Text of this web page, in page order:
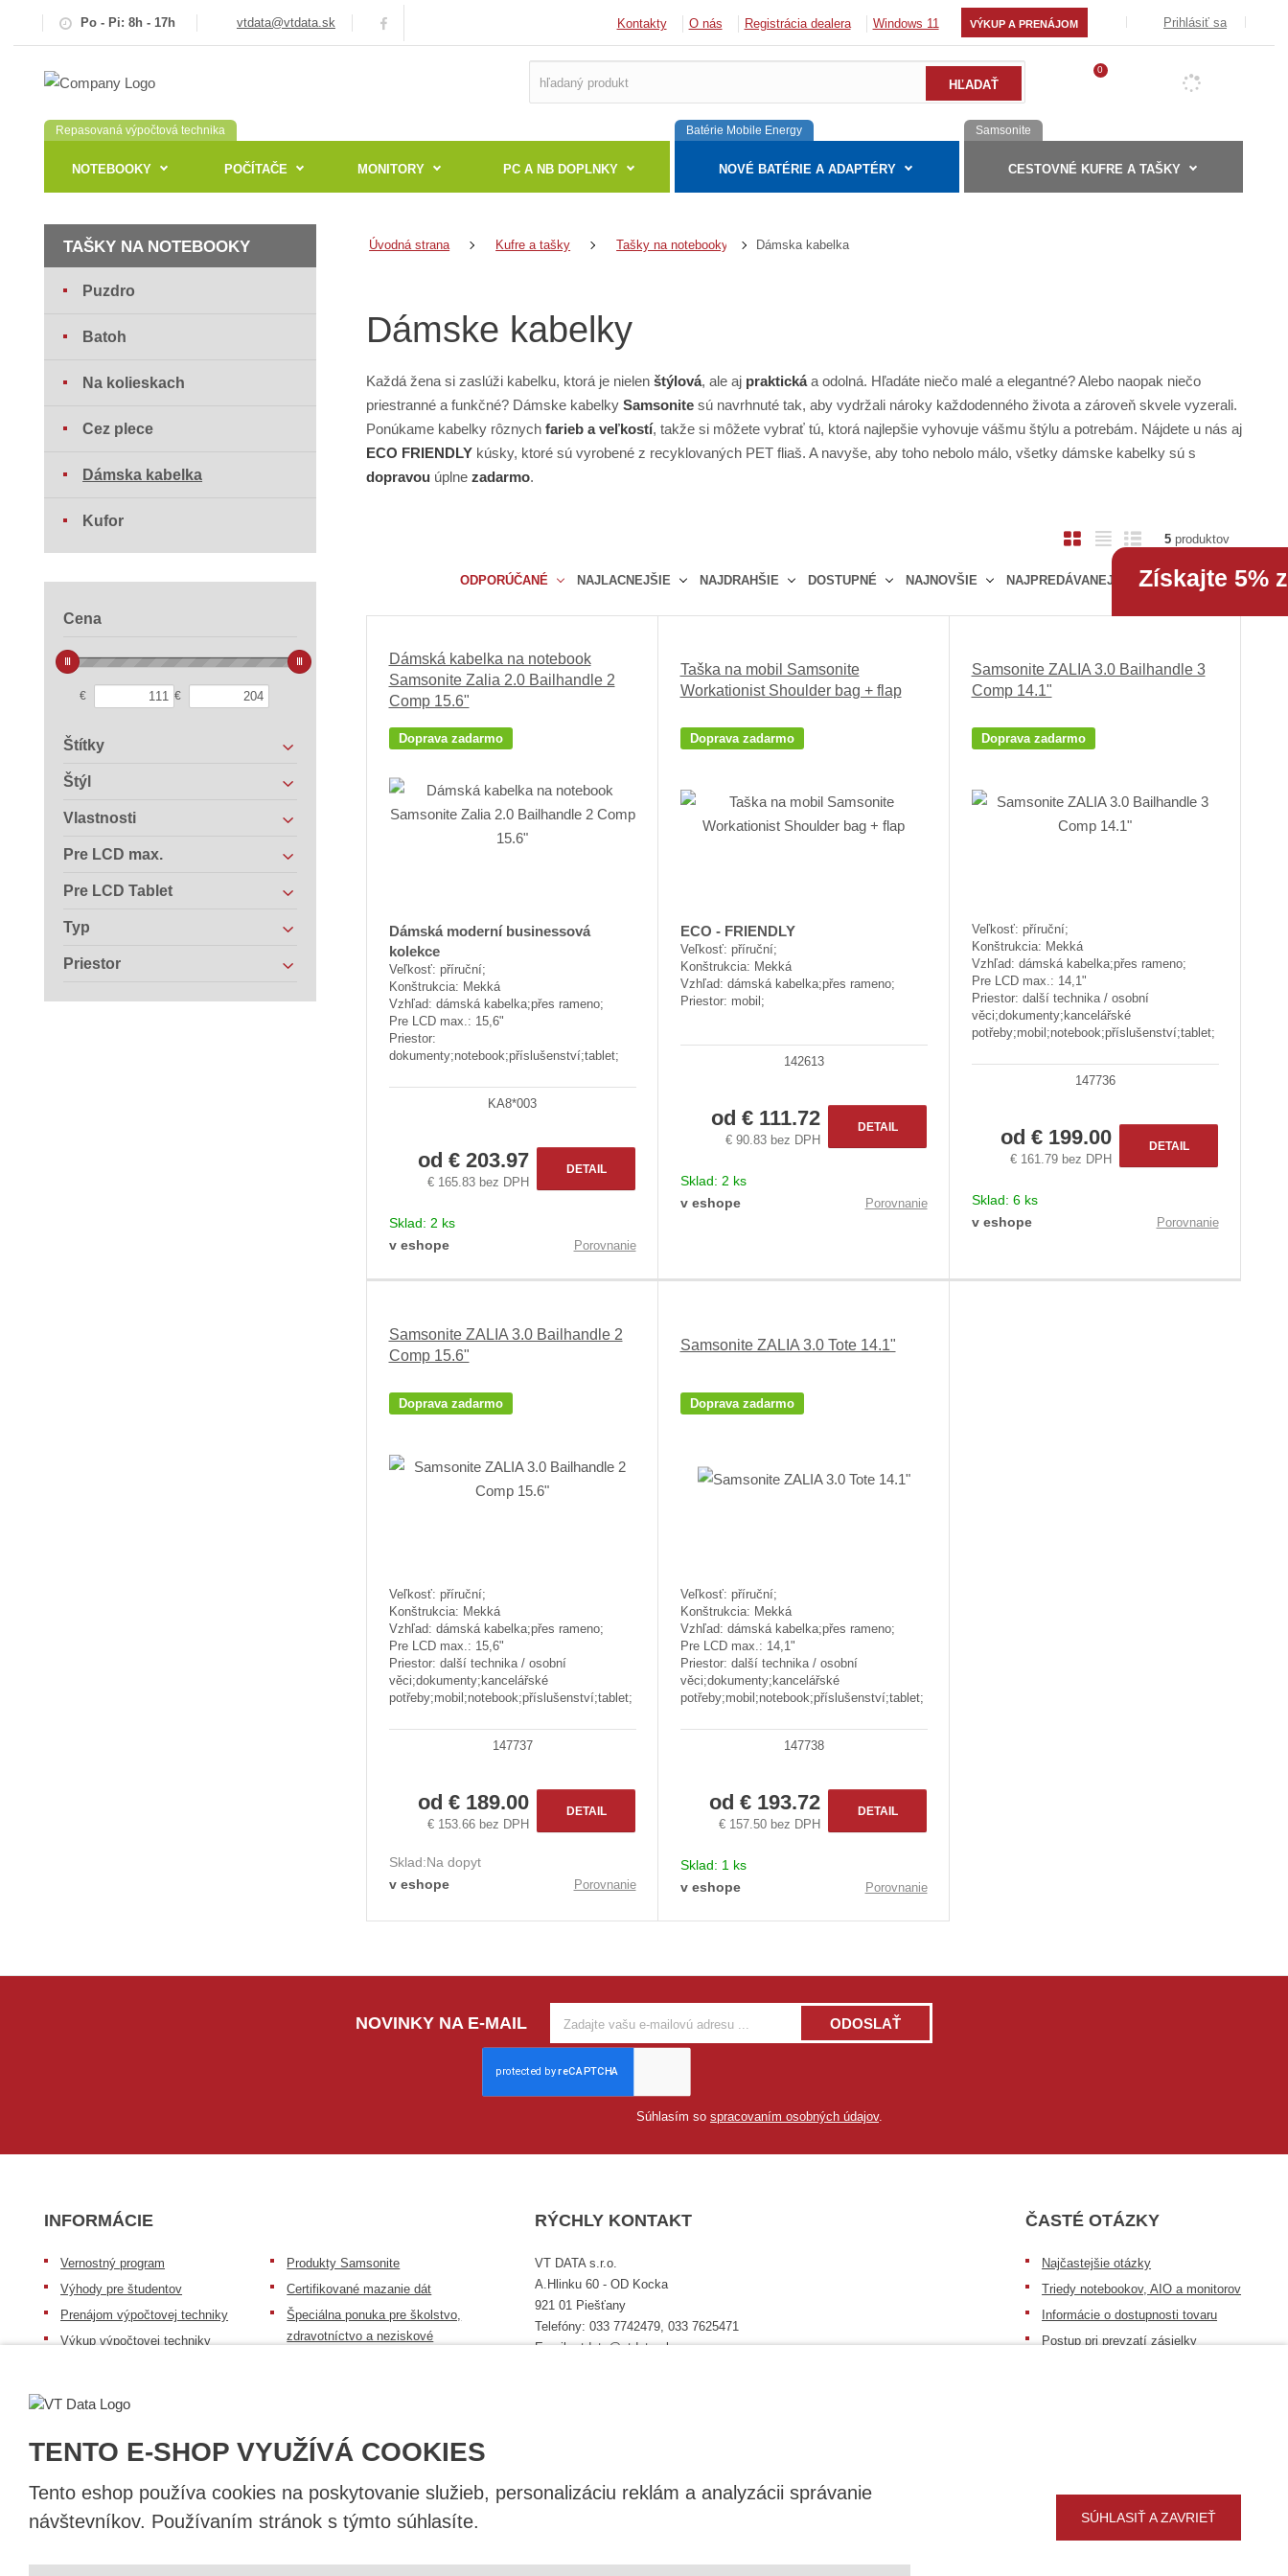
TENTO E-SHOP VYUŽÍVÁ COOKIES
Tento eshop používa cookies na poskytovanie služieb, personalizáciu reklám a analyzácii správanie
návštevníkov. Používaním stránok s týmto súhlasíte.
SÚHLASIŤ A ZAVRIEŤ
Po - Pi: 8h - 17h vtdata@vtdata.sk Kontakty O nás Registrácia dealera Windows 11 VÝKUP A PRENÁJOM Prihlásiť sa
0
Repasovaná výpočtová technika
NOTEBOOKY POČÍTAČE MONITORY PC A NB DOPLNKY
Batérie Mobile Energy
NOVÉ BATÉRIE A ADAPTÉRY
Samsonite
CESTOVNÉ KUFRE A TAŠKY
Úvodná strana Kufre a tašky Tašky na notebooky Dámska kabelka
Dámske kabelky
Každá žena si zaslúži kabelku, ktorá je nielen štýlová, ale aj praktickáa odolná. Hľadáte niečo malé a elegantné? Alebo naopak niečo
priestranné a funkčné? Dámske kabelky Samsonite sú navrhnuté tak, aby vydržali nároky každodenného života a zároveň skvele vyzerali.
Ponúkame kabelky rôznych farieb a veľkostí, takže si môžete vybrať tú, ktorá najlepšie vyhovuje vášmu štýlu a potrebám. Nájdete u nás aj
ECO FRIENDLY kúsky, ktoré sú vyrobené z recyklovaných PET fliaš. A navyše, aby toho nebolo málo, všetky dámske kabelky sú s
dopravou úplne zadarmo.
ODPORÚČANÉ NAJLACNEJŠIE NAJDRAHŠIE DOSTUPNÉ NAJNOVŠIE NAJPREDÁVANEJŠIE
e
n
d
u
r
o
ý
v
p
i
T
a
b
o
p
i
a
v
i
5produktov
Dámská kabelka na notebook
Samsonite Zalia 2.0 Bailhandle 2
Comp 15.6"
Doprava zadarmo
Dámská moderní businessová
kolekce
Veľkosť: příruční;
Konštrukcia: Mekká
Vzhľad: dámská kabelka;přes rameno;
Pre LCD max.: 15,6"
Priestor:
dokumenty;notebook;příslušenství;tablet;
KA8*003
od€ 203.97
€ 165.83 bez DPH
DETAIL
Sklad: 2 ks
v eshope
Porovnanie
Taška na mobil Samsonite
Workationist Shoulder bag + flap
Doprava zadarmo
ECO - FRIENDLY
Veľkosť: příruční;
Konštrukcia: Mekká
Vzhľad: dámská kabelka;přes rameno;
Priestor: mobil;
142613
od€ 111.72
€ 90.83 bez DPH
DETAIL
Sklad: 2 ks
v eshope
Porovnanie
Samsonite ZALIA 3.0 Bailhandle 3
Comp 14.1"
Doprava zadarmo
Veľkosť: příruční;
Konštrukcia: Mekká
Vzhľad: dámská kabelka;přes rameno;
Pre LCD max.: 14,1"
Priestor: další technika / osobní
věci;dokumenty;kancelářské
potřeby;mobil;notebook;příslušenství;tablet;
147736
od€ 199.00
€ 161.79 bez DPH
DETAIL
Sklad: 6 ks
v eshope
Porovnanie
Samsonite ZALIA 3.0 Bailhandle 2
Comp 15.6"
Doprava zadarmo
Veľkosť: příruční;
Konštrukcia: Mekká
Vzhľad: dámská kabelka;přes rameno;
Pre LCD max.: 15,6"
Priestor: další technika / osobní
věci;dokumenty;kancelářské
potřeby;mobil;notebook;příslušenství;tablet;
147737
od€ 189.00
€ 153.66 bez DPH
DETAIL
Sklad:Na dopyt
v eshope
Porovnanie
Samsonite ZALIA 3.0 Tote 14.1"
Doprava zadarmo
Veľkosť: příruční;
Konštrukcia: Mekká
Vzhľad: dámská kabelka;přes rameno;
Pre LCD max.: 14,1"
Priestor: další technika / osobní
věci;dokumenty;kancelářské
potřeby;mobil;notebook;příslušenství;tablet;
147738
od€ 193.72
€ 157.50 bez DPH
DETAIL
Sklad: 1 ks
v eshope
Porovnanie
TAŠKY NA NOTEBOOKY
Puzdro
Batoh
Na kolieskach
Cez plece
Dámska kabelka
Kufor
Cena
€ €
Štítky
Štýl
Vlastnosti
Pre LCD max.
Pre LCD Tablet
Typ
Priestor
NOVINKY NA E-MAIL ODOSLAŤ
Súhlasím so spracovaním osobných údajov.
INFORMÁCIE
Vernostný program
Výhody pre študentov
Prenájom výpočtovej techniky
Výkup výpočtovej techniky
Produkty Samsonite
Certifikované mazanie dát
Špeciálna ponuka pre školstvo,
zdravotníctvo a neziskové
Všeobecné informácie
Získajte 5%
RÝCHLY KONTAKT
VT DATA s.r.o.
A.Hlinku 60 - OD Kocka
921 01 Piešťany
Telefóny: 033 7742479, 033 7625471
Email: vtdata@vtdata.sk
ČASTÉ OTÁZKY
Najčastejšie otázky
Triedy notebookov, AIO a monitorov
Informácie o dostupnosti tovaru
Postup pri prevzatí zásielky